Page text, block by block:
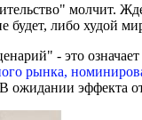
молчит.
будет, либо худой
- это
рынка,
эффекта